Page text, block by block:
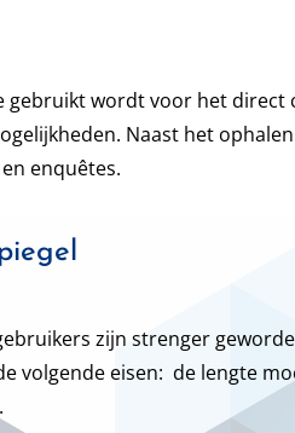
gebruikt wordt voor het
Naast het
enquêtes.
zijn strenger
volgende eisen: de lengte